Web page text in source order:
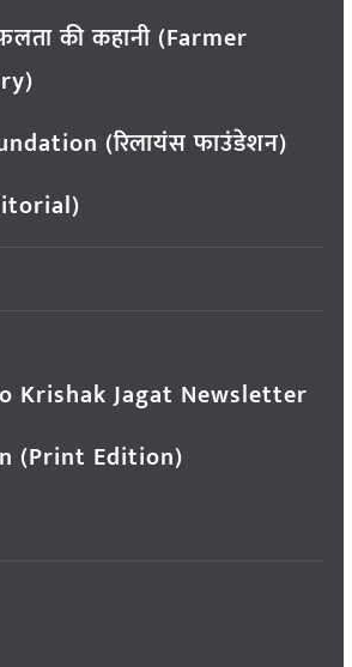
की कहानी (Farmer
(रिलायंस फाउंडेशन)
Krishak Jagat Newsletter
(Print Edition)